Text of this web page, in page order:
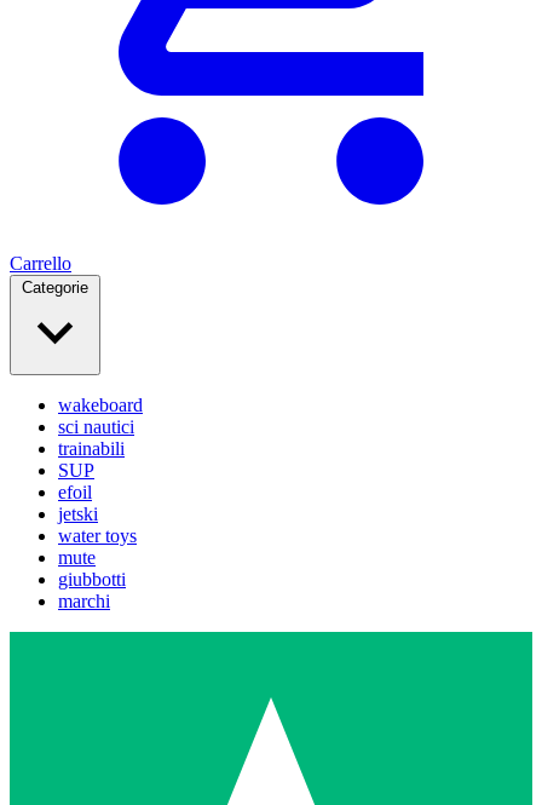
Carrello
Categorie
wakeboard
sci nautici
trainabili
SUP
efoil
jetski
water toys
mute
giubbotti
marchi